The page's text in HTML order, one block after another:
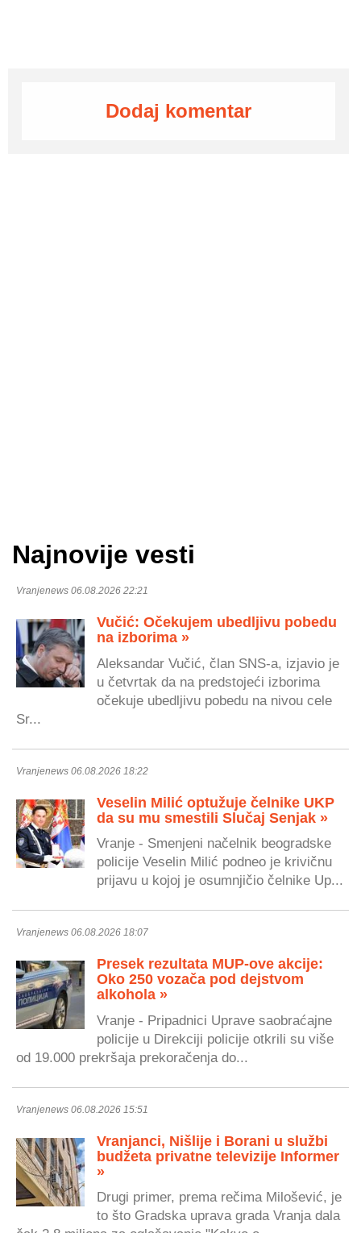
Dodaj komentar
Najnovije vesti
Vranjenews 06.08.2026 22:21
Vučić: Očekujem ubedljivu pobedu
na izborima »
Aleksandar Vučić, član SNS-a, izjavio je
u četvrtak da na predstojeći izborima
očekuje ubedljivu pobedu na nivou cele
Sr...
Vranjenews 06.08.2026 18:22
Veselin Milić optužuje čelnike UKP
da su mu smestili Slučaj Senjak »
Vranje - Smenjeni načelnik beogradske
policije Veselin Milić podneo je krivičnu
prijavu u kojoj je osumnjičio čelnike Up...
Vranjenews 06.08.2026 18:07
Presek rezultata MUP-ove akcije:
Oko 250 vozača pod dejstvom
alkohola »
Vranje - Pripadnici Uprave saobraćajne
policije u Direkciji policije otkrili su više
od 19.000 prekršaja prekoračenja do...
Vranjenews 06.08.2026 15:51
Vranjanci, Nišlije i Borani u službi
budžeta privatne televizije Informer
»
Drugi primer, prema rečima Milošević, je
to što Gradska uprava grada Vranja dala